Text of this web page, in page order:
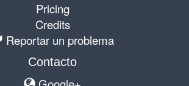
Pricing
Credits
Reportar un problema
Contacto